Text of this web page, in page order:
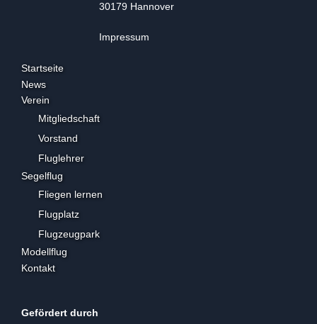
30179 Hannover
Impressum
Startseite
News
Verein
Mitgliedschaft
Vorstand
Fluglehrer
Segelflug
Fliegen lernen
Flugplatz
Flugzeugpark
Modellflug
Kontakt
Gefördert durch